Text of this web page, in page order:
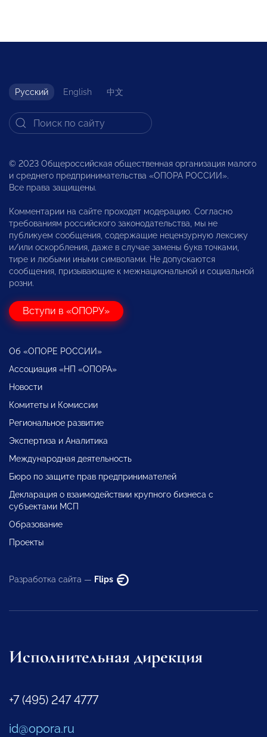
Русский English 中文
© 2023 Общероссийская общественная организация малого
и среднего предпринимательства «ОПОРА РОССИИ».
Все права защищены.
Комментарии на сайте проходят модерацию. Согласно
требованиям российского законодательства, мы не
публикуем сообщения, содержащие нецензурную лексику
и/или оскорбления, даже в случае замены букв точками,
тире и любыми иными символами. Не допускаются
сообщения, призывающие к межнациональной и социальной
розни.
Вступи в «ОПОРУ»
Об «ОПОРЕ РОССИИ»
Ассоциация «НП «ОПОРА»
Новости
Комитеты и Комиссии
Региональное развитие
Экспертиза и Аналитика
Международная деятельность
Бюро по защите прав предпринимателей
Декларация о взаимодействии крупного бизнеса с
субъектами МСП
Образование
Проекты
Разработка сайта — Flips
Исполнительная дирекция
+7 (495) 247 4777
id@opora.ru